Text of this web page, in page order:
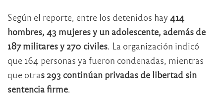
Según el reporte, entre los detenidos hay 414
hombres, 43 mujeres y un adolescente, además de
187 militares y 270 civiles. La organización indicó
que 164 personas ya fueron condenadas, mientras
que otras 293 continúan privadas de libertad sin
sentencia firme.